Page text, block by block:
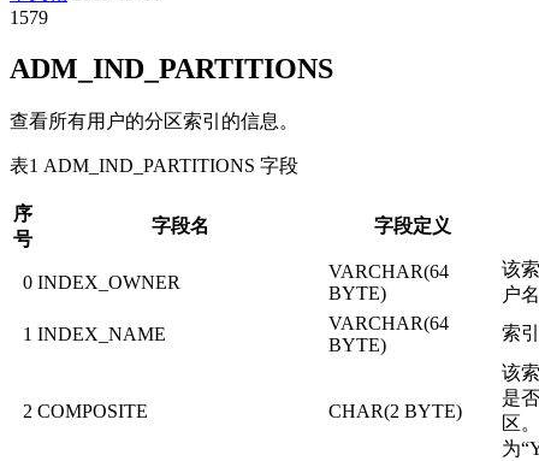
1579
ADM_IND_PARTITIONS
查看所有用户的分区索引的信息。
表1 ADM_IND_PARTITIONS 字段
序
号
字段名 字段定义
0 INDEX_OWNER
VARCHAR(64
BYTE)
该
户
1 INDEX_NAME
VARCHAR(64
BYTE)
索
2 COMPOSITE CHAR(2 BYTE)
该
是
区
为